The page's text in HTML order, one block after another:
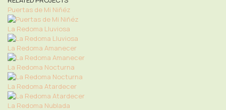
Puertas de Mi Niñéz
La Redoma Lluviosa
La Redoma Amanecer
La Redoma Nocturna
La Redoma Atardecer
La Redoma Nublada